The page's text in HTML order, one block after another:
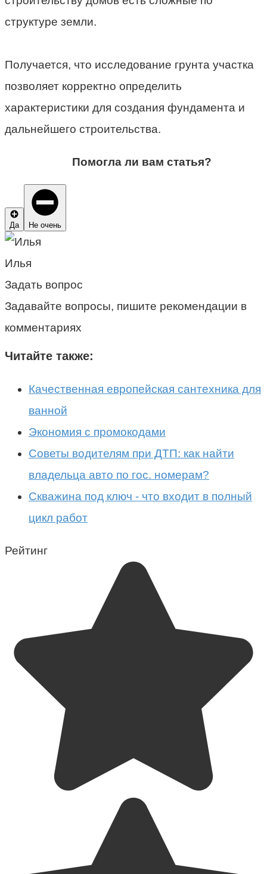
структуре земли.
Получается, что исследование грунта участка
позволяет корректно определить
характеристики для создания фундамента и
дальнейшего строительства.
Помогла ли вам статья?
Да Не очень
Илья
Задать вопрос
Задавайте вопросы, пишите рекомендации в
комментариях
Читайте также:
Качественная европейская сантехника для
ванной
Экономия с промокодами
Советы водителям при ДТП: как найти
владельца авто по гос. номерам?
Скважина под ключ - что входит в полный
цикл работ
Рейтинг